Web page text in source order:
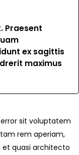
Praesent
ex sagittis
maximus
sit voluptatem
rem aperiam,
et quasi architecto